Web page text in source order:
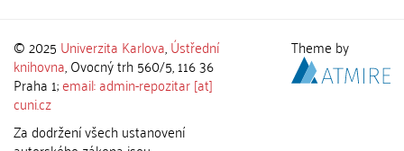
© 2025 Univerzita Karlova,Ústřední
knihovna, Ovocný trh 560/5, 116 36
Praha 1;email: admin-repozitar [at]
cuni.cz
Za dodržení všech ustanovení
Theme by